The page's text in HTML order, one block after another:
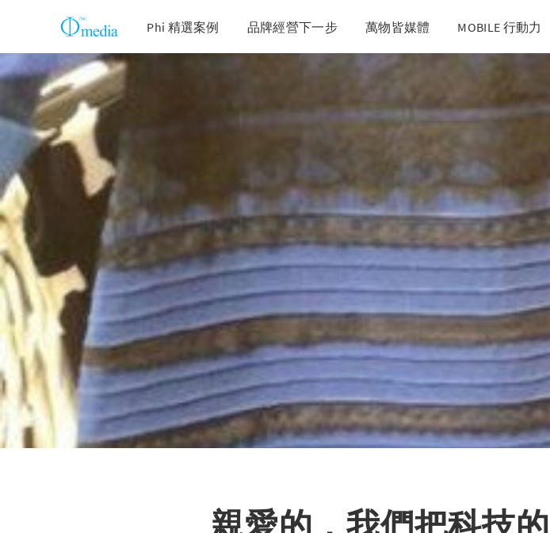
Phi 精選案例 品牌經營下一步 萬物皆媒體 MOBILE 行動力